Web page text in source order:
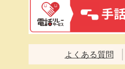
よくある質問